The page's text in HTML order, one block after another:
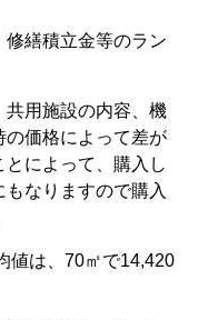
繕積立金等のラン
共用施設の内容、機
の価格によって差が
によって、購入し
なりますので購入
は、 70㎡で14,420